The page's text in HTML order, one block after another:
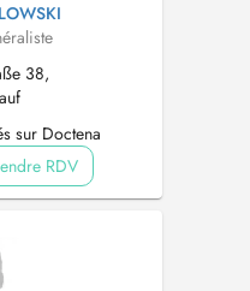
38,
sur Doctena
RDV